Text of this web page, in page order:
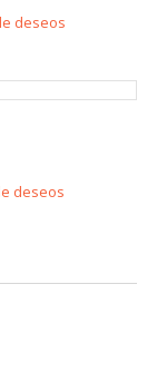
deseos
deseos